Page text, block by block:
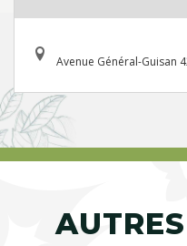
Avenue Général-Guisan